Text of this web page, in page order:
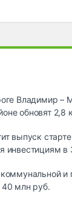
Владимир –
обновят 2,8
выпуск
инвестициям
и
40 млн руб.